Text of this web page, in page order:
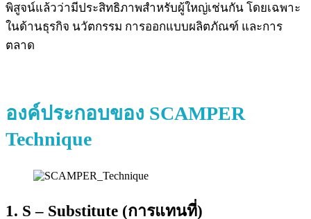
พิสูจน์แล้วว่ามีประสิทธิภาพสำหรับผู้ใหญ่เช่นกัน โดยเฉพาะ
ในด้านธุรกิจ นวัตกรรม การออกแบบผลิตภัณฑ์ และการ
ตลาด
องค์ประกอบของ SCAMPER
Technique
1. S – Substitute (การแทนที่)